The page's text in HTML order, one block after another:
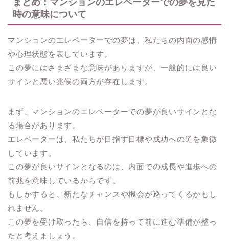
時の意味について
マンションのエレベーターでの夢は、私たちの内面の感情
や心理状態を表しています。
この夢にはさまざまな意味がありますが、一般的には良い
サインと悪い兆候の両方が存在します。
まず、マンションのエレベーターでの夢が良いサインとな
る場合があります。
エレベーターは、私たちが目指す目標や成功への道を象徴
しています。
この夢が良いサインとなるのは、内面での成長や進歩への
前兆を意味しているからです。
もしかすると、新たなチャンスや機会が巡ってくるかもし
れません。
この夢を受け取ったら、自信を持って前に進む準備が整っ
たと考えましょう。